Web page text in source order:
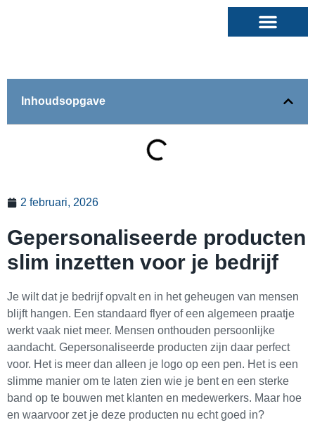
Inhoudsopgave
2 februari, 2026
Gepersonaliseerde producten
slim inzetten voor je bedrijf
Je wilt dat je bedrijf opvalt en in het geheugen van mensen
blijft hangen. Een standaard flyer of een algemeen praatje
werkt vaak niet meer. Mensen onthouden persoonlijke
aandacht. Gepersonaliseerde producten zijn daar perfect
voor. Het is meer dan alleen je logo op een pen. Het is een
slimme manier om te laten zien wie je bent en een sterke
band op te bouwen met klanten en medewerkers. Maar hoe
en waarvoor zet je deze producten nu echt goed in?